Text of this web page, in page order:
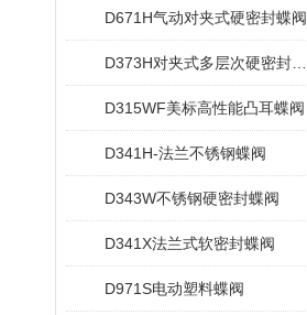
D671H气动对夹式硬密封蝶阀
D315WF美标高性能凸耳蝶阀
D341H-法兰不锈钢蝶阀
D343W不锈钢硬密封蝶阀
D341X法兰式软密封蝶阀
D971S电动塑料蝶阀